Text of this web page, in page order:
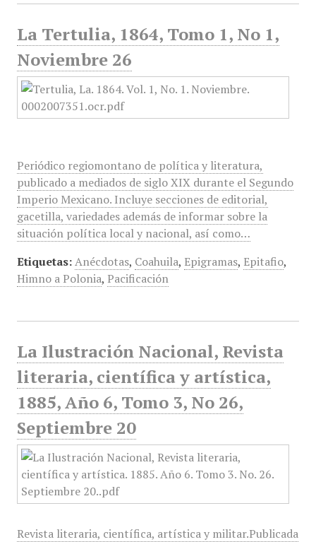
La Tertulia, 1864, Tomo 1, No 1,
Noviembre 26
Periódico regiomontano de política y literatura,
publicado a mediados de siglo XIX durante el Segundo
Imperio Mexicano. Incluye secciones de editorial,
gacetilla, variedades además de informar sobre la
situación política local y nacional, así como…
Etiquetas: Anécdotas, Coahuila, Epigramas, Epitafio,
Himno a Polonia, Pacificación
La Ilustración Nacional, Revista
literaria, científica y artística,
1885, Año 6, Tomo 3, No 26,
Septiembre 20
Revista literaria, científica, artística y militar.Publicada